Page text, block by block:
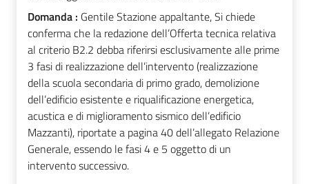
Domanda : Gentile Stazione appaltante, Si chiede
conferma che la redazione dell’Offerta tecnica relativa
al criterio B2.2 debba riferirsi esclusivamente alle prime
3 fasi di realizzazione dell’intervento (realizzazione
della scuola secondaria di primo grado, demolizione
dell’edificio esistente e riqualificazione energetica,
acustica e di miglioramento sismico dell’edificio
Mazzanti), riportate a pagina 40 dell’allegato Relazione
Generale, essendo le fasi 4 e 5 oggetto di un
intervento successivo.